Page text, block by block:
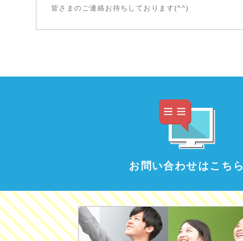
皆さまのご連絡お待ちしております(^^)
お問い合わせはこちら